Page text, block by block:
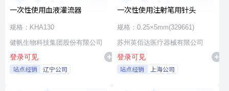
一次性使用血液灌流器
规格：KHA130
健帆生物科技集团股份有限公司
登录可见
站点经销 辽宁公司
一次性使用注射笔用针头
规格：0.25×5mm(329661)
苏州英佰达医疗器械有限公司
登录可见
站点经销 上海公司